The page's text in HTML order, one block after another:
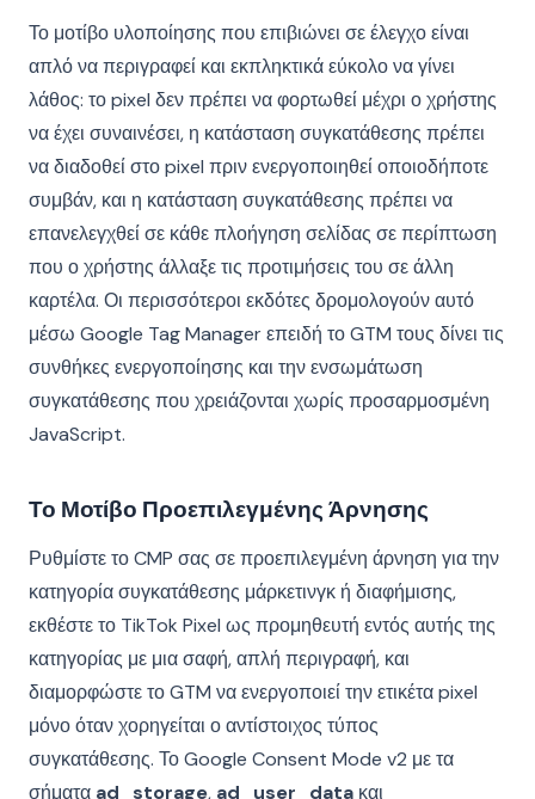
Το μοτίβο υλοποίησης που επιβιώνει σε έλεγχο είναι
απλό να περιγραφεί και εκπληκτικά εύκολο να γίνει
λάθος: το pixel δεν πρέπει να φορτωθεί μέχρι ο χρήστης
να έχει συναινέσει, η κατάσταση συγκατάθεσης πρέπει
να διαδοθεί στο pixel πριν ενεργοποιηθεί οποιοδήποτε
συμβάν, και η κατάσταση συγκατάθεσης πρέπει να
επανελεγχθεί σε κάθε πλοήγηση σελίδας σε περίπτωση
που ο χρήστης άλλαξε τις προτιμήσεις του σε άλλη
καρτέλα. Οι περισσότεροι εκδότες δρομολογούν αυτό
μέσω Google Tag Manager επειδή το GTM τους δίνει τις
συνθήκες ενεργοποίησης και την ενσωμάτωση
συγκατάθεσης που χρειάζονται χωρίς προσαρμοσμένη
JavaScript.
Το Μοτίβο Προεπιλεγμένης Άρνησης
Ρυθμίστε το CMP σας σε προεπιλεγμένη άρνηση για την
κατηγορία συγκατάθεσης μάρκετινγκ ή διαφήμισης,
εκθέστε το TikTok Pixel ως προμηθευτή εντός αυτής της
κατηγορίας με μια σαφή, απλή περιγραφή, και
διαμορφώστε το GTM να ενεργοποιεί την ετικέτα pixel
μόνο όταν χορηγείται ο αντίστοιχος τύπος
συγκατάθεσης. Το Google Consent Mode v2 με τα
σήματα ad_storage, ad_user_data και